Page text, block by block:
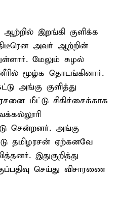
இறங்கி குளிக்க
அவர் ஆற்றின்
மேலும் சுழல்
மூழ்க தொடங்கினார்.
அங்கு குளித்து
மீட்டு சிகிச்சைக்காக
சென்றனர். அங்கு
தமிழரசன் ஏற்கனவே
இதுகுறித்து
செய்து விசாரணை